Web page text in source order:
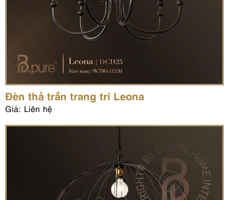
Đèn thả trần trang trí Leona
Giá: Liên hệ